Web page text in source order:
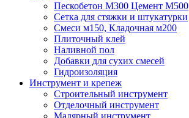
Пескобетон М300 Цемент М500
Сетка для стяжки и штукатурки
Смеси м150, Кладочная м200
Плиточный клей
Наливной пол
Добавки для сухих смесей
Гидроизоляция
Инструмент и крепеж
Строительный инструмент
Отделочный инструмент
Малярный инструмент